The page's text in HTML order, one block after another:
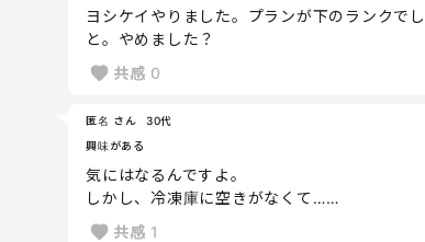
ヨシケイやりました。プランが下のランクで
と。やめました？
共感 0
匿名 さん
30代
興味がある
気にはなるんですよ。
しかし、冷凍庫に空きがなくて……
共感 1